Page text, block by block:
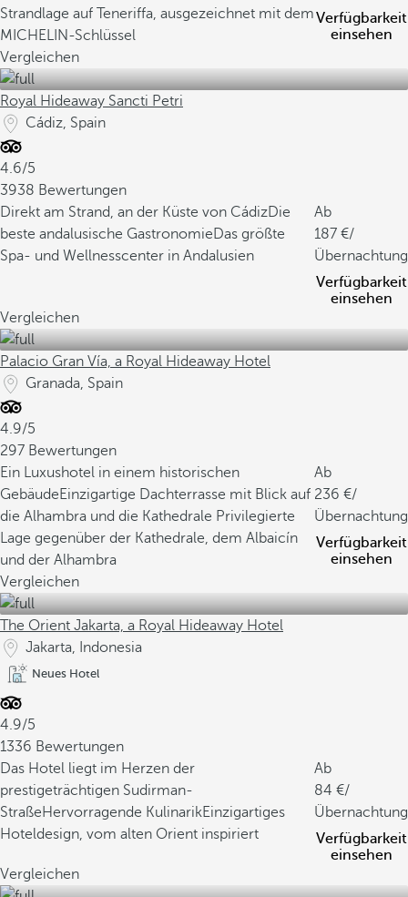
Strandlage auf Teneriffa, ausgezeichnet mit dem
MICHELIN-Schlüssel
Verfügbarkeit
einsehen
Vergleichen
Royal Hideaway Sancti Petri
Cádiz, Spain
4.6/5
3938 Bewertungen
Direkt am Strand, an der Küste von CádizDie
beste andalusische GastronomieDas größte
Spa- und Wellnesscenter in Andalusien
Ab
187
/
Übernachtung
Verfügbarkeit
einsehen
Vergleichen
Palacio Gran Vía, a Royal Hideaway Hotel
Granada, Spain
4.9/5
297 Bewertungen
Ein Luxushotel in einem historischen
GebäudeEinzigartige Dachterrasse mit Blick auf
die Alhambra und die Kathedrale Privilegierte
Lage gegenüber der Kathedrale, dem Albaicín
und der Alhambra
Ab
236
/
Übernachtung
Verfügbarkeit
einsehen
Vergleichen
The Orient Jakarta, a Royal Hideaway Hotel
Jakarta, Indonesia
Neues Hotel
4.9/5
1336 Bewertungen
Das Hotel liegt im Herzen der
prestigeträchtigen Sudirman-
StraßeHervorragende KulinarikEinzigartiges
Hoteldesign, vom alten Orient inspiriert
Ab
84
/
Übernachtung
Verfügbarkeit
einsehen
Vergleichen